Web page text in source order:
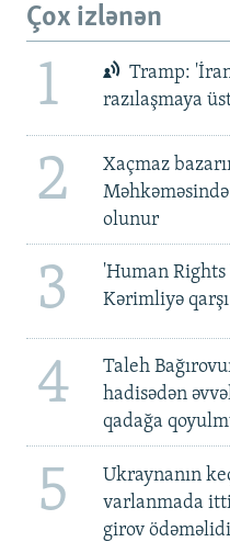
Çox izlənən
1
Tramp:
razılaşmaya
2
Xaçmaz
olunur
3
'Human
Kərimliyə
4
Taleh
hadisədən
qadağa
5
Ukraynanın
varlanmada
girov